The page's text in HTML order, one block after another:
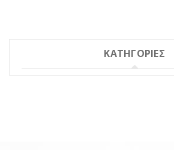
ΚΑΤΗΓΟΡΙΕΣ